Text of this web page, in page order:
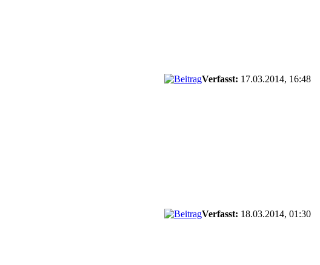
Verfasst: 17.03.2014, 16:48
Verfasst: 18.03.2014, 01:30